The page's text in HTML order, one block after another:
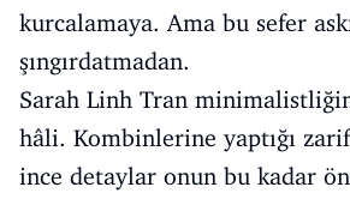
kurcalamaya. Ama bu sefer
şıngırdatmadan.
Sarah Linh Tran
hâli. Kombinlerine yaptığı
ince detaylar onun bu kadar